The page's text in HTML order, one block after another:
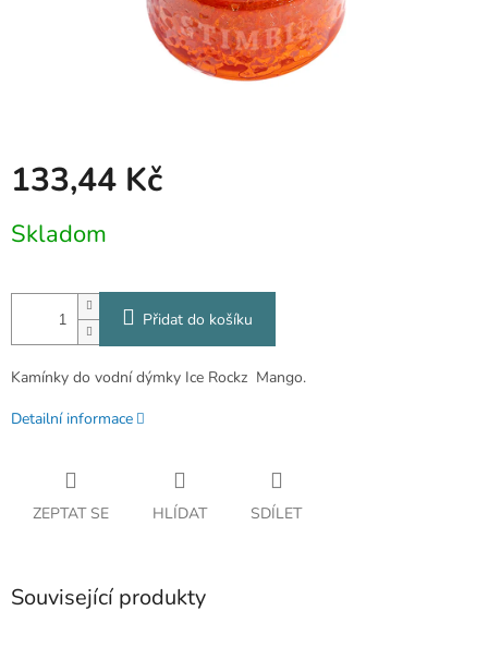
133,44 Kč
cena:
Skladom
Přidat do košíku
Kamínky do vodní dýmky Ice Rockz Mango.
Detailní informace
ZEPTAT SE HLÍDAT SDÍLET
Související produkty